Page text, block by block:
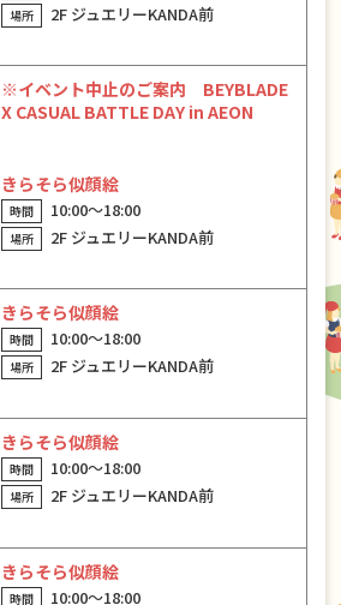
2F ジュエリーKANDA前
※イベント中止のご案内 BEYBLADE
X CASUAL BATTLE DAY in AEON
きらそら似顔絵
10:00〜18:00
2F ジュエリーKANDA前
きらそら似顔絵
10:00〜18:00
2F ジュエリーKANDA前
きらそら似顔絵
10:00〜18:00
2F ジュエリーKANDA前
きらそら似顔絵
10:00〜18:00